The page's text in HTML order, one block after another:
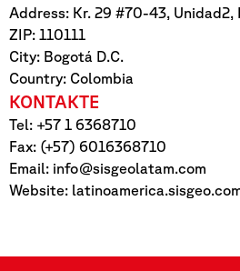
Address: Kr. 29 #70-43, Unidad2,
ZIP: 110111
City: Bogotá D.C.
Country: Colombia
KONTAKTE
Tel: +57 1 6368710
Fax: (+57) 6016368710
Email: info@sisgeolatam.com
Website: